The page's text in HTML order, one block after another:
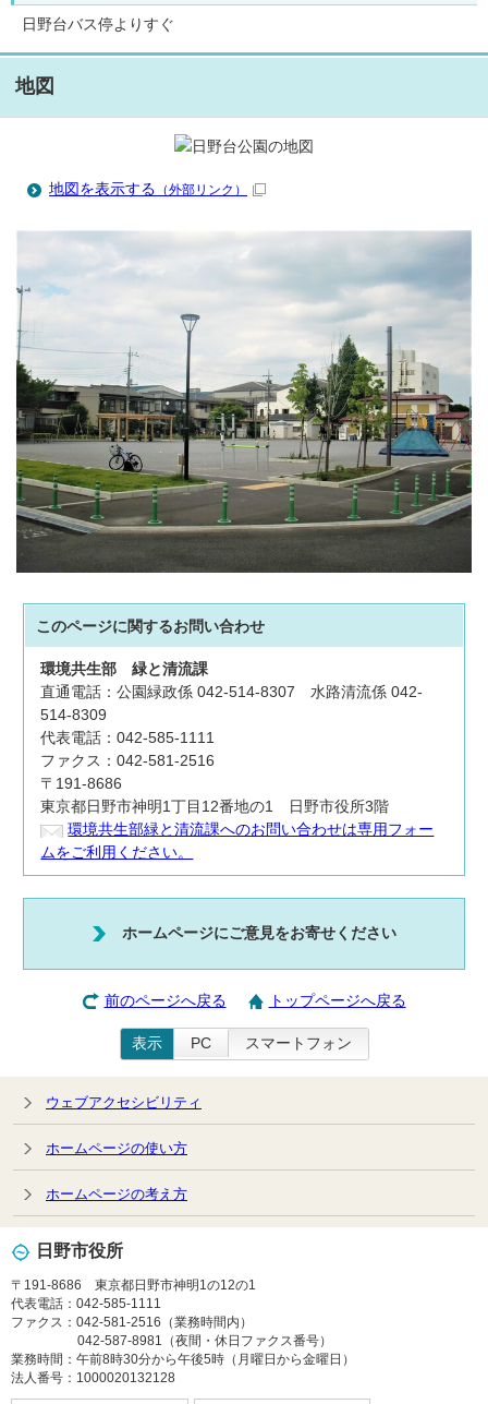
日野台バス停よりすぐ
地図
地図を表示する （外部リンク）
このページに関するお問い合わせ
環境共生部緑と清流課
直通電話：公園緑政係 042-514-8307 水路清流係 042-
514-8309
代表電話：042-585-1111
ファクス：042-581-2516
〒191-8686
東京都日野市神明1丁目12番地の1 日野市役所3階
環境共生部緑と清流課へのお問い合わせは専用フォー
ムをご利用ください。
ホームページにご意見をお寄せください
前のページへ戻る トップページへ戻る
表示 PC スマートフォン
ウェブアクセシビリティ
ホームページの使い方
ホームページの考え方
日野市役所
〒191-8686 東京都日野市神明1の12の1
代表電話：042-585-1111
ファクス：042-581-2516（業務時間内）
042-587-8981（夜間・休日ファクス番号）
業務時間：午前8時30分から午後5時（月曜日から金曜日）
法人番号：1000020132128